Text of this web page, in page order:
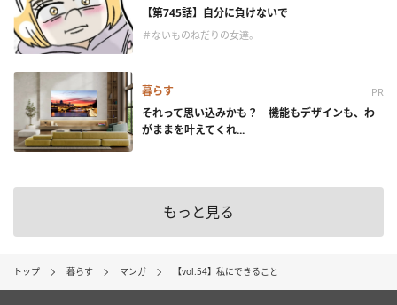
【第745話】自分に負けないで
＃ないものねだりの女達。
暮らす PR
それって思い込みかも？ 機能もデザインも、わ
がままを叶えてくれ...
もっと見る
トップ 暮らす マンガ 【vol.54】私にできること